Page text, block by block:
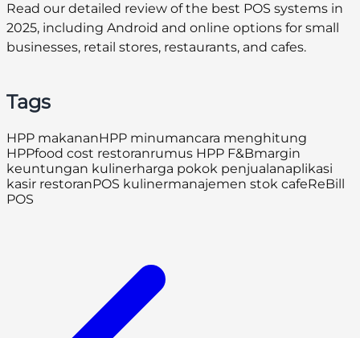
Read our detailed review of the best POS systems in
2025, including Android and online options for small
businesses, retail stores, restaurants, and cafes.
Tags
HPP makananHPP minumancara menghitung
HPPfood cost restoranrumus HPP F&Bmargin
keuntungan kulinerharga pokok penjualanaplikasi
kasir restoranPOS kulinermanajemen stok cafeReBill
POS